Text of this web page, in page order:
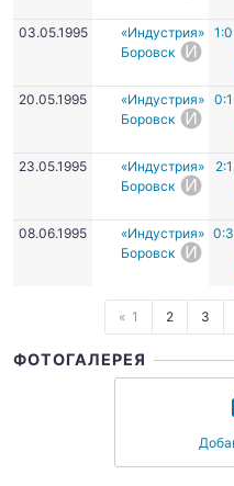
03.05.1995
«Индустрия»
Боровск
1:0
20.05.1995
«Индустрия»
Боровск
0:1
23.05.1995
«Индустрия»
Боровск
2:1
08.06.1995
«Индустрия»
Боровск
0:3
1 2 3
ФОТОГАЛЕРЕЯ